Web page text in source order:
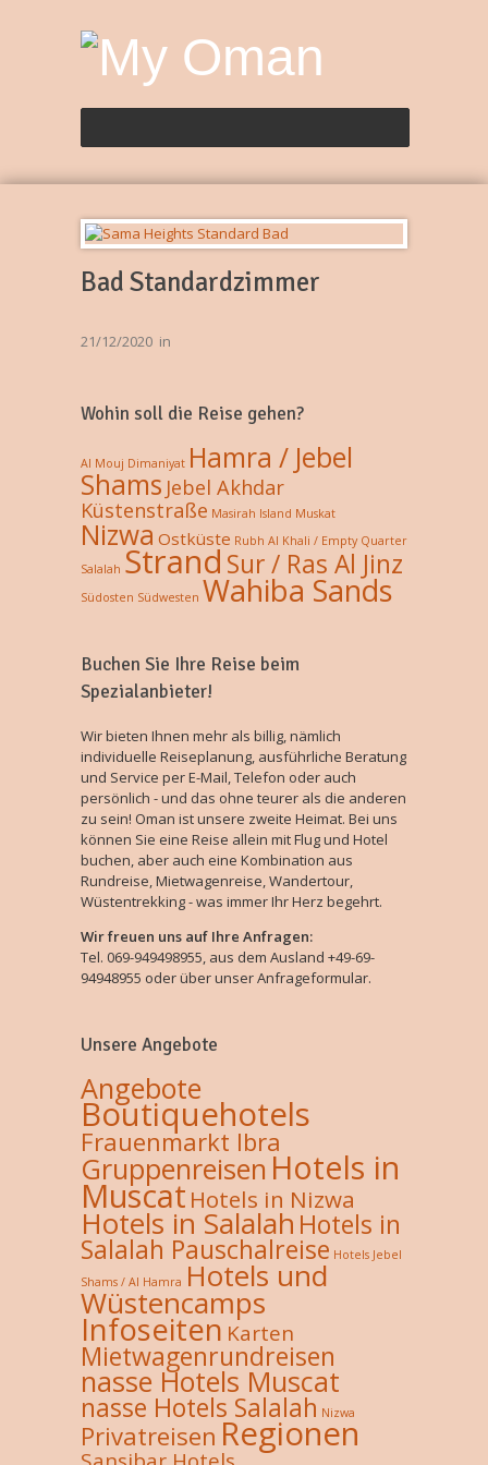
Bad Standardzimmer
21/12/2020 in
Wohin soll die Reise gehen?
Al Mouj Dimaniyat Hamra / Jebel
Shams Jebel Akhdar
Küstenstraße Masirah Island Muskat
Nizwa Ostküste Rubh Al Khali / Empty Quarter
Salalah Strand Sur / Ras Al Jinz
Südosten Südwesten Wahiba Sands
Buchen Sie Ihre Reise beim
Spezialanbieter!
Wir bieten Ihnen mehr als billig, nämlich
individuelle Reiseplanung, ausführliche Beratung
und Service per E-Mail, Telefon oder auch
persönlich - und das ohne teurer als die anderen
zu sein! Oman ist unsere zweite Heimat. Bei uns
können Sie eine Reise allein mit Flug und Hotel
buchen, aber auch eine Kombination aus
Rundreise, Mietwagenreise, Wandertour,
Wüstentrekking - was immer Ihr Herz begehrt.
Wir freuen uns auf Ihre Anfragen:
Tel. 069-949498955, aus dem Ausland +49-69-
94948955 oder über unser Anfrageformular.
Unsere Angebote
Angebote
Boutiquehotels
Frauenmarkt Ibra
Gruppenreisen Hotels in
Muscat Hotels in Nizwa
Hotels in Salalah Hotels in
Salalah Pauschalreise Hotels Jebel
Shams / Al Hamra Hotels und
Wüstencamps
Infoseiten Karten
Mietwagenrundreisen
nasse Hotels Muscat
nasse Hotels Salalah Nizwa
Privatreisen Regionen